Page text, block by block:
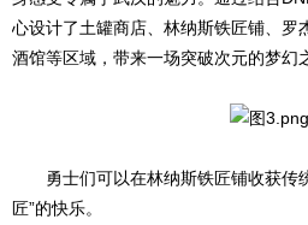
心设计了土罐商店、林纳斯铁匠铺、罗
酒馆等区域，带来一场突破次元的梦幻
勇士们可以在林纳斯铁匠铺收获传
匠”的快乐。